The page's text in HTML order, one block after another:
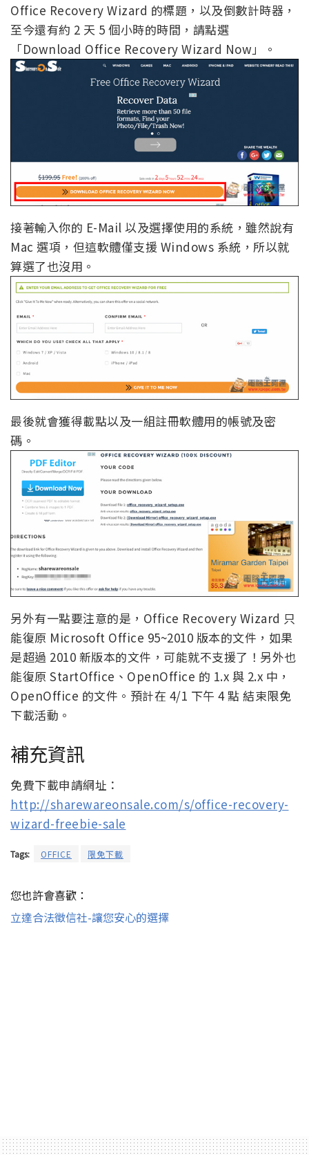
Office Recovery Wizard 的標題，以及倒數計時器，
至今還有約 2 天 5 個小時的時間，請點選
「Download Office Recovery Wizard Now」。
接著輸入你的 E-Mail 以及選擇使用的系統，雖然說有
Mac 選項，但這軟體僅支援 Windows 系統，所以就
算選了也沒用。
最後就會獲得載點以及一組註冊軟體用的帳號及密
碼。
另外有一點要注意的是，Office Recovery Wizard 只
能復原 Microsoft Office 95~2010 版本的文件，如果
是超過 2010 新版本的文件，可能就不支援了！另外也
能復原 StartOffice、OpenOffice 的 1.x 與 2.x 中，
OpenOffice 的文件。預計在 4/1 下午 4 點 結束限免
下載活動。
補充資訊
免費下載申請網址：
http://sharewareonsale.com/s/office-recovery-
wizard-freebie-sale
Tags: OFFICE 限免下載
您也許會喜歡：
立達合法徵信社-讓您安心的選擇